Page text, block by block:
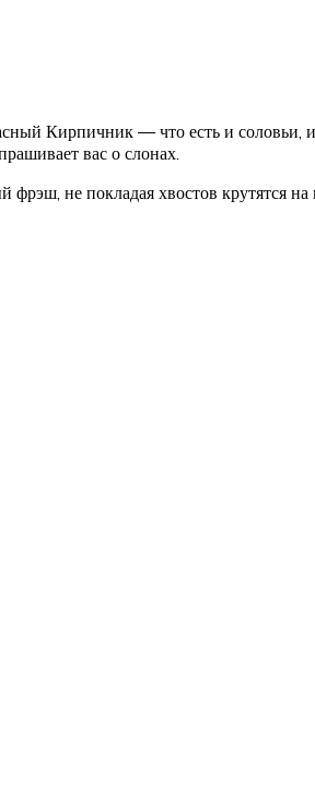
Кирпичник — что есть и соловьи,
вас о слонах.
не покладая хвостов крутятся